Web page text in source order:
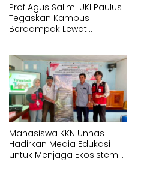
Prof Agus Salim: UKI Paulus
Tegaskan Kampus
Berdampak Lewat
Mahasiswa KKN Unhas
Hadirkan Media Edukasi
untuk Menjaga Ekosistem